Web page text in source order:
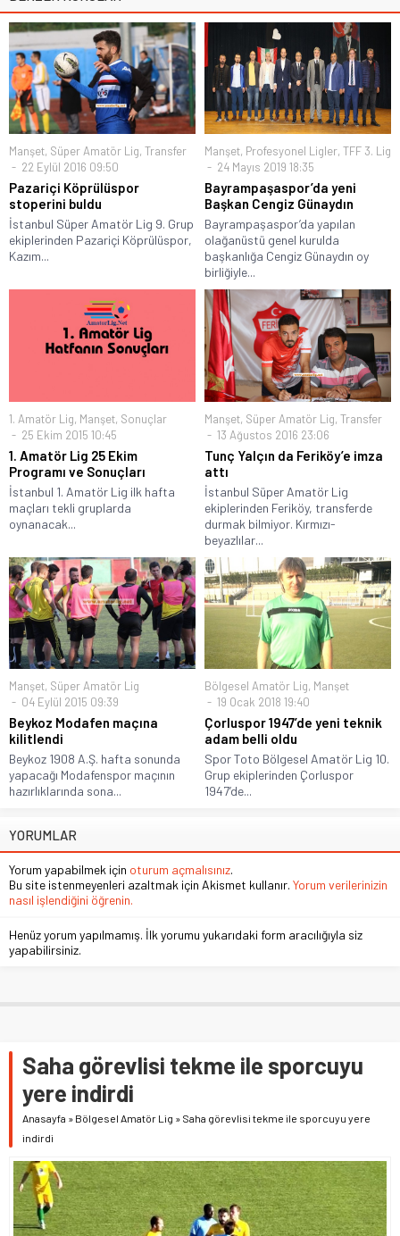
Manşet, Süper Amatör Lig, Transfer
22 Eylül 2016 09:50
Pazariçi Köprülüspor
stoperini buldu
İstanbul Süper Amatör Lig 9. Grup
ekiplerinden Pazariçi Köprülüspor,
Kazım...
Manşet, Profesyonel Ligler, TFF 3. Lig
24 Mayıs 2019 18:35
Bayrampaşaspor’da yeni
Başkan Cengiz Günaydın
Bayrampaşaspor’da yapılan
olağanüstü genel kurulda
başkanlığa Cengiz Günaydın oy
birliğiyle...
1. Amatör Lig, Manşet, Sonuçlar
25 Ekim 2015 10:45
1. Amatör Lig 25 Ekim
Programı ve Sonuçları
İstanbul 1. Amatör Lig ilk hafta
maçları tekli gruplarda
oynanacak...
Manşet, Süper Amatör Lig, Transfer
13 Ağustos 2016 23:06
Tunç Yalçın da Feriköy’e imza
attı
İstanbul Süper Amatör Lig
ekiplerinden Feriköy, transferde
durmak bilmiyor. Kırmızı-
beyazlılar...
Manşet, Süper Amatör Lig
04 Eylül 2015 09:39
Beykoz Modafen maçına
kilitlendi
Beykoz 1908 A.Ş. hafta sonunda
yapacağı Modafenspor maçının
hazırlıklarında sona...
Bölgesel Amatör Lig, Manşet
19 Ocak 2018 19:40
Çorluspor 1947’de yeni teknik
adam belli oldu
Spor Toto Bölgesel Amatör Lig 10.
Grup ekiplerinden Çorluspor
1947’de...
YORUMLAR
Yorum yapabilmek için oturum açmalısınız.
Bu site istenmeyenleri azaltmak için Akismet kullanır. Yorum verilerinizin
nasıl işlendiğini öğrenin.
Henüz yorum yapılmamış. İlk yorumu yukarıdaki form aracılığıyla siz
yapabilirsiniz.
Saha görevlisi tekme ile sporcuyu
yere indirdi
Anasayfa » Bölgesel Amatör Lig » Saha görevlisi tekme ile sporcuyu yere
indirdi